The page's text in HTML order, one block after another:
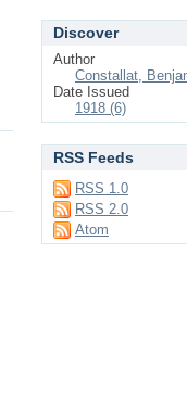
Discover
Author
Constallat,
Date Issued
1918 (6)
RSS Feeds
RSS 1.0
RSS 2.0
Atom